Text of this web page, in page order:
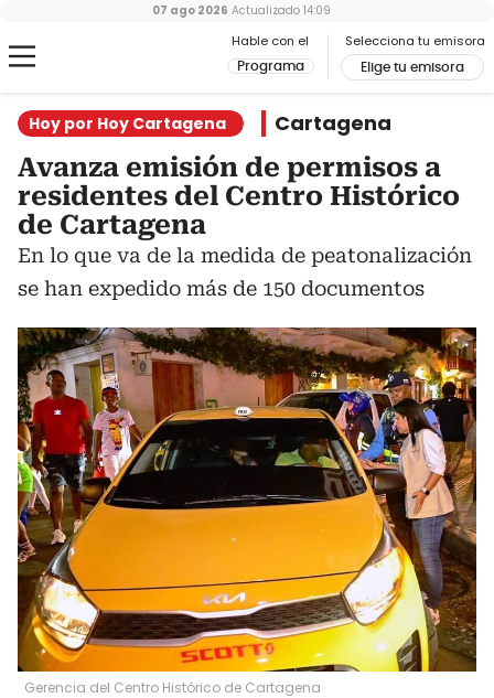
Hable con el
Programa
Selecciona tu emisora
Elige tu emisora
07 ago 2026 Actualizado 14:09
Hoy por Hoy Cartagena Cartagena
Avanza emisión de permisos a
residentes del Centro Histórico
de Cartagena
En lo que va de la medida de peatonalización
se han expedido más de 150 documentos
Gerencia del Centro Histórico de Cartagena